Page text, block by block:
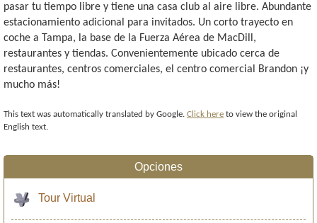
pasar tu tiempo libre y tiene una casa club al aire libre. Abundante
estacionamiento adicional para invitados. Un corto trayecto en
coche a Tampa, la base de la Fuerza Aérea de MacDill,
restaurantes y tiendas. Convenientemente ubicado cerca de
restaurantes, centros comerciales, el centro comercial Brandon ¡y
mucho más!
This text was automatically translated by Google. Click here to view the original
English text.
Opciones
Tour Virtual